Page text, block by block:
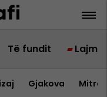
Të fundit Lajme
Gjakova